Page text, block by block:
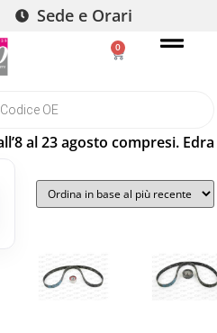
Sede e Orari
0
al 23 agosto compresi.